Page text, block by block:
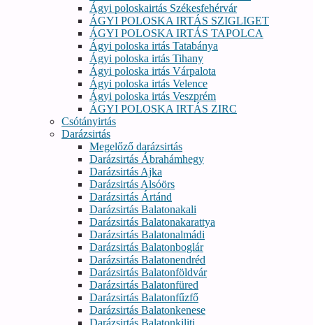
Ágyi poloskairtás Székesfehérvár
ÁGYI POLOSKA IRTÁS SZIGLIGET
ÁGYI POLOSKA IRTÁS TAPOLCA
Ágyi poloska irtás Tatabánya
Ágyi poloska irtás Tihany
Ágyi poloska irtás Várpalota
Ágyi poloska irtás Velence
Ágyi poloska irtás Veszprém
ÁGYI POLOSKA IRTÁS ZIRC
Csótányirtás
Darázsirtás
Megelőző darázsirtás
Darázsirtás Ábrahámhegy
Darázsirtás Ajka
Darázsirtás Alsóörs
Darázsirtás Ártánd
Darázsirtás Balatonakali
Darázsirtás Balatonakarattya
Darázsirtás Balatonalmádi
Darázsirtás Balatonboglár
Darázsirtás Balatonendréd
Darázsirtás Balatonföldvár
Darázsirtás Balatonfüred
Darázsirtás Balatonfűzfő
Darázsirtás Balatonkenese
Darázsirtás Balatonkiliti